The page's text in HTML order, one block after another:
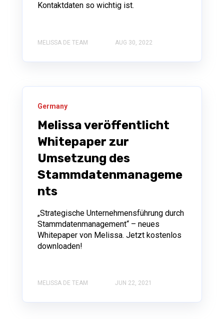
Kontaktdaten so wichtig ist.
MELISSA DE TEAM AUG 30, 2022
Germany
Melissa veröffentlicht
Whitepaper zur
Umsetzung des
Stammdatenmanageme
nts
„Strategische Unternehmensführung durch
Stammdatenmanagement“ – neues
Whitepaper von Melissa. Jetzt kostenlos
downloaden!
MELISSA DE TEAM JUN 22, 2021